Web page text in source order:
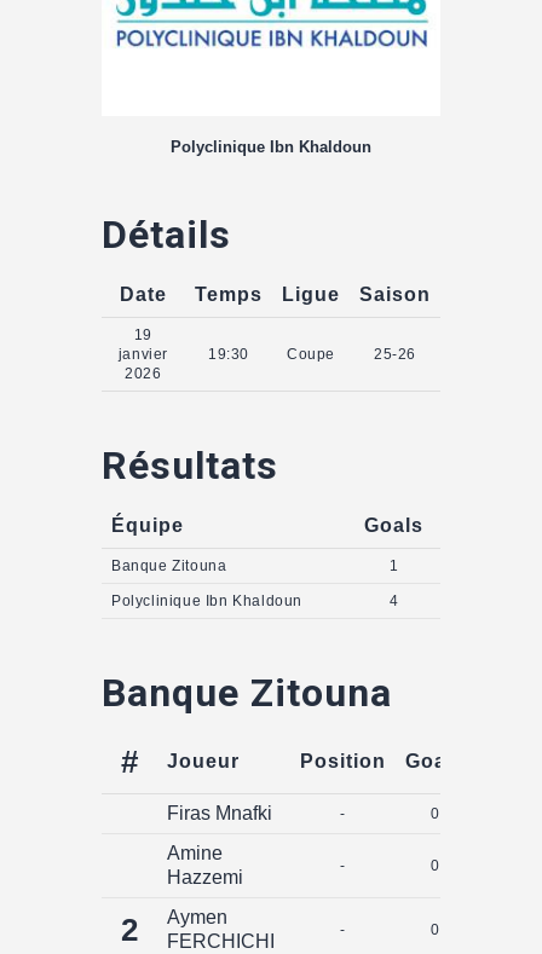
Polyclinique Ibn Khaldoun
Détails
Date Temps Ligue Saison
19
janvier
2026
19:30 Coupe 25-26
Résultats
Équipe Goals
Banque Zitouna 1
Polyclinique Ibn Khaldoun 4
Banque Zitouna
# Joueur Position Goals
Firas Mnafki - 0
Amine
Hazzemi
- 0
2
Aymen
FERCHICHI
- 0